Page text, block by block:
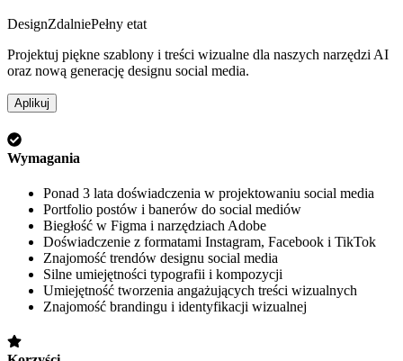
DesignZdalniePełny etat
Projektuj piękne szablony i treści wizualne dla naszych narzędzi AI
oraz nową generację designu social media.
Aplikuj
Wymagania
Ponad 3 lata doświadczenia w projektowaniu social media
Portfolio postów i banerów do social mediów
Biegłość w Figma i narzędziach Adobe
Doświadczenie z formatami Instagram, Facebook i TikTok
Znajomość trendów designu social media
Silne umiejętności typografii i kompozycji
Umiejętność tworzenia angażujących treści wizualnych
Znajomość brandingu i identyfikacji wizualnej